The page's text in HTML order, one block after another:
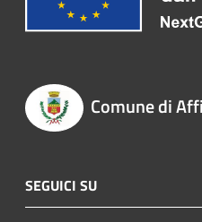
Comune di Affi
SEGUICI SU